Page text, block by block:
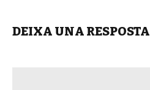
DEIXA UNA RESPOSTA